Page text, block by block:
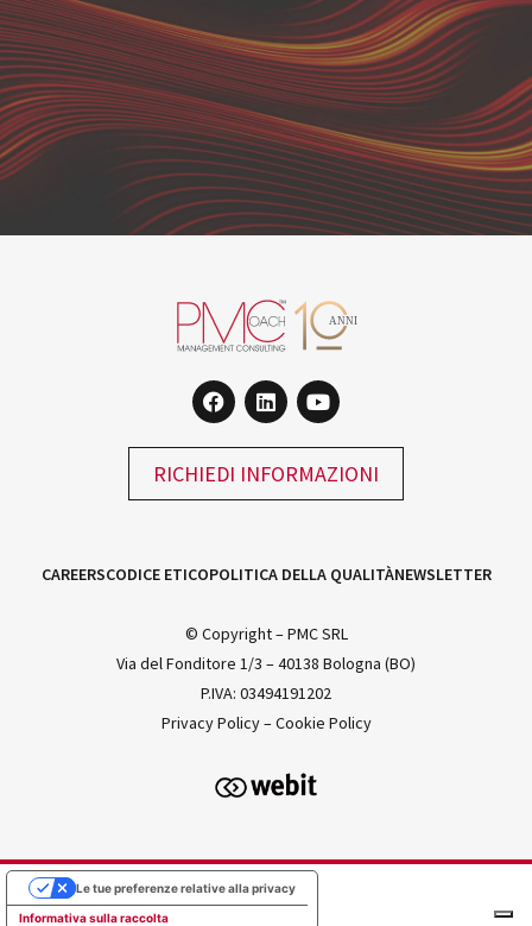
RICHIEDI INFORMAZIONI
CAREERSCODICE ETICOPOLITICA DELLA QUALITÀNEWSLETTER
© Copyright – PMC SRL
Via del Fonditore 1/3 – 40138 Bologna (BO)
P.IVA: 03494191202
Privacy Policy–Cookie Policy
Informativa sulla raccolta
Le tue preferenze relative alla privacy